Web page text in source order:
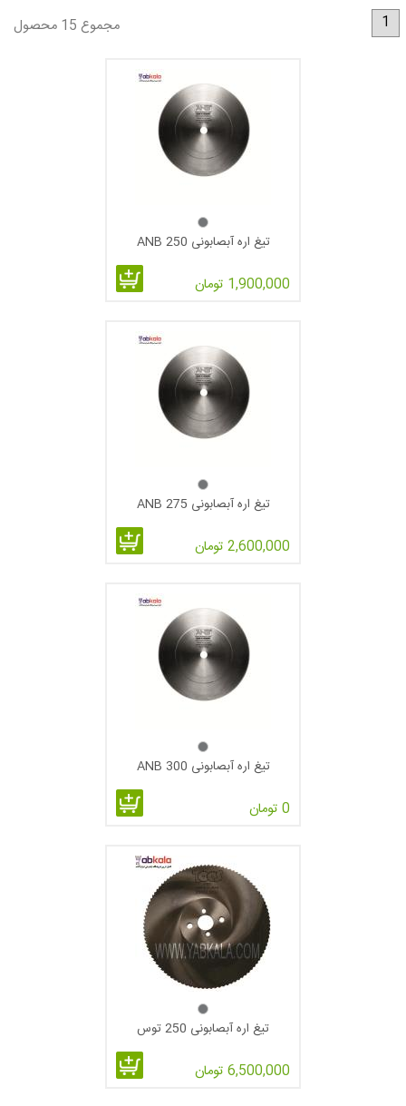
وحتی خسارات جانی و مالی نیز بشود .
های سازنده به دلیل تنوع در محصول و همچنین بالا بردن راندمان تیغ
اره ها آنها را طی مراحلی که در زیر می پردازیم پولیش می کنند
بعضی از تیغ اره های آب صابونی مشکی رنگ به دلیل روکش
پرماشیل می باشد که بدنه را تا 30% مقاوم تر در برابر حرارت و
treatment) سطح تیغه سیاه شده و مقاومت سایشی آن به طور
روی تیغه ایجاد نموده و سختی آنرا بالا برد.این نوع تیغ اره ها از قدیمی
ترین انواع تیغ اره ها در صنعت برش به حساب می آیند که علیرغم
این موضوع هنوز هم شرکت های زیادی از این نوع تیغ اره ها استفاده
می کنند.تیغ اره های سگمنتی از دو قسمت اصلی تشکیل شده اند
قسمت بدنه تیغه که از فولاد مخصوص و قسمت دندانه ها که از فولاد
تعمیر و بازسازی این تیغه ها به راحتی از طریق تعویض یک یا تعداد
بیشتری از سگمنتها قابل انجام است.از این نوع تیغ اره ها بیشتر در
صنعت آلومینیوم استفاده می شود اما برای برش انواع مقاطع آهنی و
فولادی از جمله لوله و پروفیل و مقاطع مختلف ساختمانی مثل
برای برش مقاطع توپر و توخالی با ضامت دیواره ضخیم ) قابل
سرعت تیغ اره های آب صابونی به دلیل پایین بودن
نسبت به تیغ اره های الماسه و آتشی به این نام مشهور گردیده
ورق های آهن ،استیل و آلومینیوم با دیواره ی نازک به کار گرفته
میلی متر است فرم دندانه A بیشتر در تیغه های فرز استفاده می
1 مجموع 15 محصول
تیغ اره آبصابونی 250 ANB
1,900,000 تومان
تیغ اره آبصابونی 275 ANB
2,600,000 تومان
تیغ اره آبصابونی 300 ANB
0 تومان
تیغ اره آبصابونی 250 توس
6,500,000 تومان